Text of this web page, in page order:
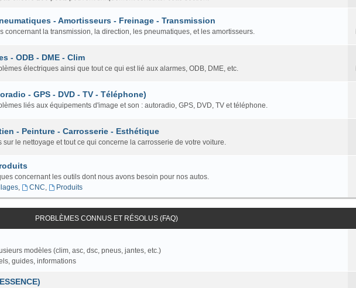
- Amortisseurs - Freinage - Transmission
concernant la transmission, la direction, les pneumatiques, et les amortisseurs.
- ODB - DME - Clim
électriques ainsi que tout ce qui est lié aux alarmes, ODB, DME, etc.
- GPS - DVD - TV - Téléphone)
liés aux équipements d'image et son : autoradio, GPS, DVD, TV et téléphone.
- Peinture - Carrosserie - Esthétique
sur le nettoyage et tout ce qui concerne la carrosserie de votre voiture.
concernant les outils dont nous avons besoin pour nos autos.
, CNC, Produits
PROBLÈMES CONNUS ET RÉSOLUS (FAQ)
modèles (clim, asc, dsc, pneus, jantes, etc.)
guides, informations